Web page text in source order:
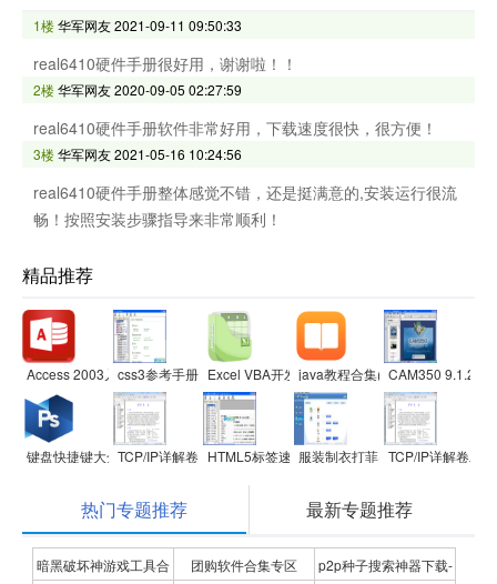
1楼华军网友2021-09-11 09:50:33
real6410硬件手册很好用，谢谢啦！！
2楼华军网友2020-09-05 02:27:59
real6410硬件手册软件非常好用，下载速度很快，很方便！
3楼华军网友2021-05-16 10:24:56
real6410硬件手册整体感觉不错，还是挺满意的,安装运行很流
畅！按照安装步骤指导来非常顺利！
精品推荐
Access 2003入门与应用
css3参考手册 Excel VBA开发技术大全java教程合集(25本)CAM350 9.1.2版
键盘快捷键大全TCP/IP详解卷三HTML5标签速查手册服装制衣打菲(打飞)计菲计件软
TCP/IP详解卷二
热门专题推荐 最新专题推荐
暗黑破坏神游戏工具合 团购软件合集专区 p2p种子搜索神器下载-